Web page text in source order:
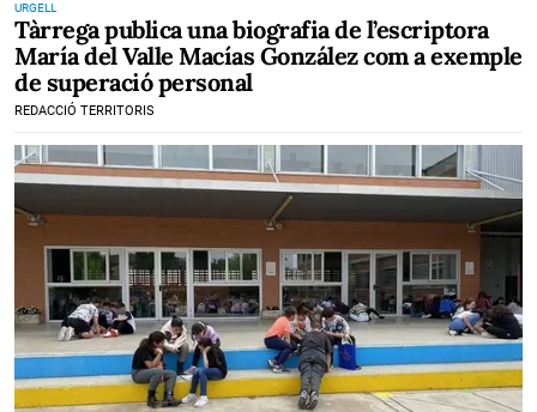
URGELL
Tàrrega publica una biografia de l’escriptora
María del Valle Macías González com a exemple
de superació personal
REDACCIÓ TERRITORIS